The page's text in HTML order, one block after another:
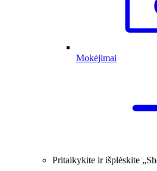
Mokėjimai
Pritaikykite ir išplėskite